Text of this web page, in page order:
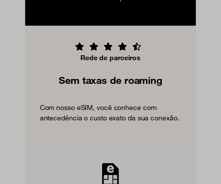
Rede de parceiros
Sem taxas de roaming
Com nosso eSIM, você conhece com
antecedência o custo exato da sua conexão.